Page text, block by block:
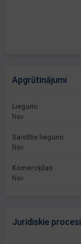
Apgrūtinājumi
Liegumi
Nav
Saistītie liegumi
Nav
Komercķīlas
Nav
Juridiskie procesi